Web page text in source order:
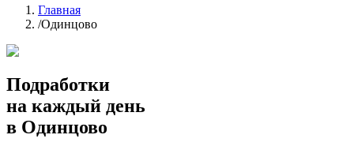
Главная
/Одинцово
Подработки
на каждый день
в Одинцово